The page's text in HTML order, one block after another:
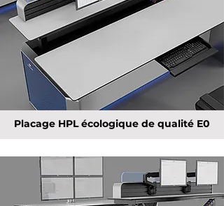
Placage HPL écologique de qualité E0